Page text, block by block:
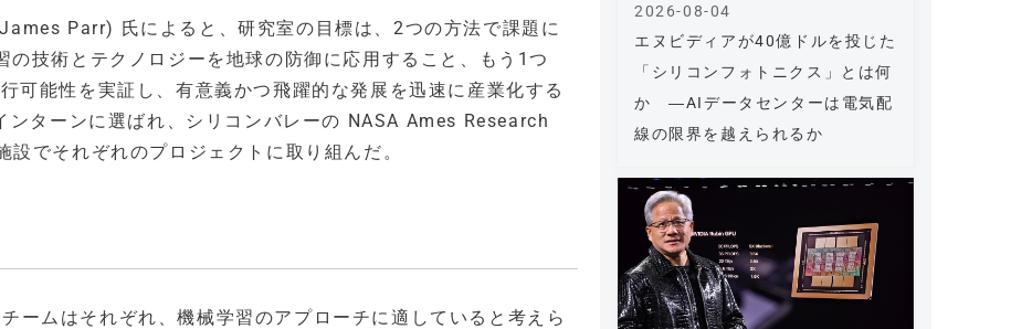
Parr) 氏によると、研究室の目標は、2つの方法で課題に
技術とテクノロジーを地球の防御に応用すること、もう1つ
可能性を実証し、有意義かつ飛躍的な発展を迅速に産業化する
ターンに選ばれ、シリコンバレーの NASA Ames Research
でそれぞれのプロジェクトに取り組んだ。
ームはそれぞれ、機械学習のアプローチに適していると考えら
エヌビディアが40億ドルを投じた
「シリコンフォトニクス」とは何
か ―AIデータセンターは電気配
線の限界を越えられるか
2026-08-04